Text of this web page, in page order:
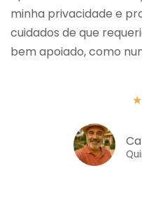
minha privacidade e
cuidados de que
bem apoiado, como
★